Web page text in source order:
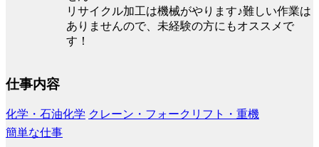
リサイクル加工は機械がやります♪難しい作業は
ありませんので、未経験の方にもオススメで
す！
仕事内容
化学・石油化学 クレーン・フォークリフト・重機
簡単な仕事